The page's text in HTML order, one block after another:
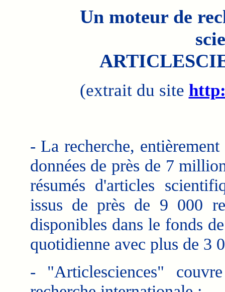
Un moteur de
(extrait du site
- La recherche,
données de près de 7
résumés d'articles
issus de près de 9 000
disponibles dans le fonds
quotidienne avec plus de 3
- "Articlesciences"